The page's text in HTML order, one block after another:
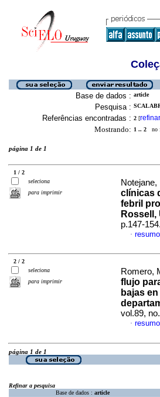
Base de dados : article
Pesquisa :
Referências encontradas : 2 [refinar
Mostrando: 1 .. 2 no
página 1 de 1
1 / 2
seleciona
para imprimir
clínicas
febril
Rossell,
p.147-
·
2 / 2
seleciona
para imprimir
Romero,
flujo
bajas
vol.89,
·
página 1 de 1
Refinar a pesquisa
Base de dados : article